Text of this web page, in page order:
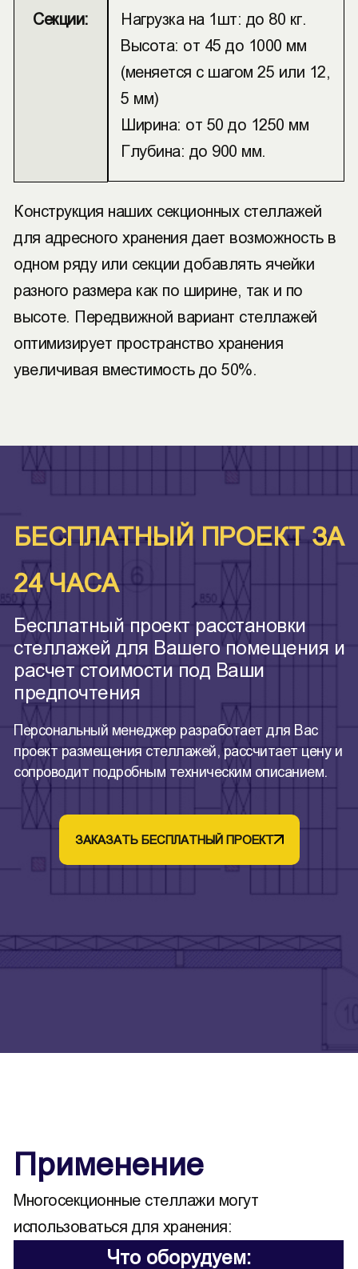
Секции:
Нагрузка на 1шт: до 80 кг.
Высота: от 45 до 1000 мм
(меняется с шагом 25 или 12,
5 мм)
Ширина: от 50 до 1250 мм
Глубина: до 900 мм.
Конструкция наших секционных стеллажей
для адресного хранения дает возможность в
одном ряду или секции добавлять ячейки
разного размера как по ширине, так и по
высоте. Передвижной вариант стеллажей
оптимизирует пространство хранения
увеличивая вместимость до 50%.
БЕСПЛАТНЫЙ ПРОЕКТ ЗА
24 ЧАСА
Бесплатный проект расстановки
стеллажей для Вашего помещения и
расчет стоимости под Ваши
предпочтения
Персональный менеджер разработает для Вас
проект размещения стеллажей, рассчитает цену и
сопроводит подробным техническим описанием.
ЗАКАЗАТЬ БЕСПЛАТНЫЙ ПРОЕКТ
Применение
Многосекционные стеллажи могут
использоваться для хранения:
Что оборудуем: